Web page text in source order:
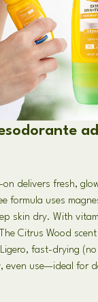
on delivers fresh,
formula uses
skin dry. With
The Citrus Wood
fast-drying (
, even use—ideal for